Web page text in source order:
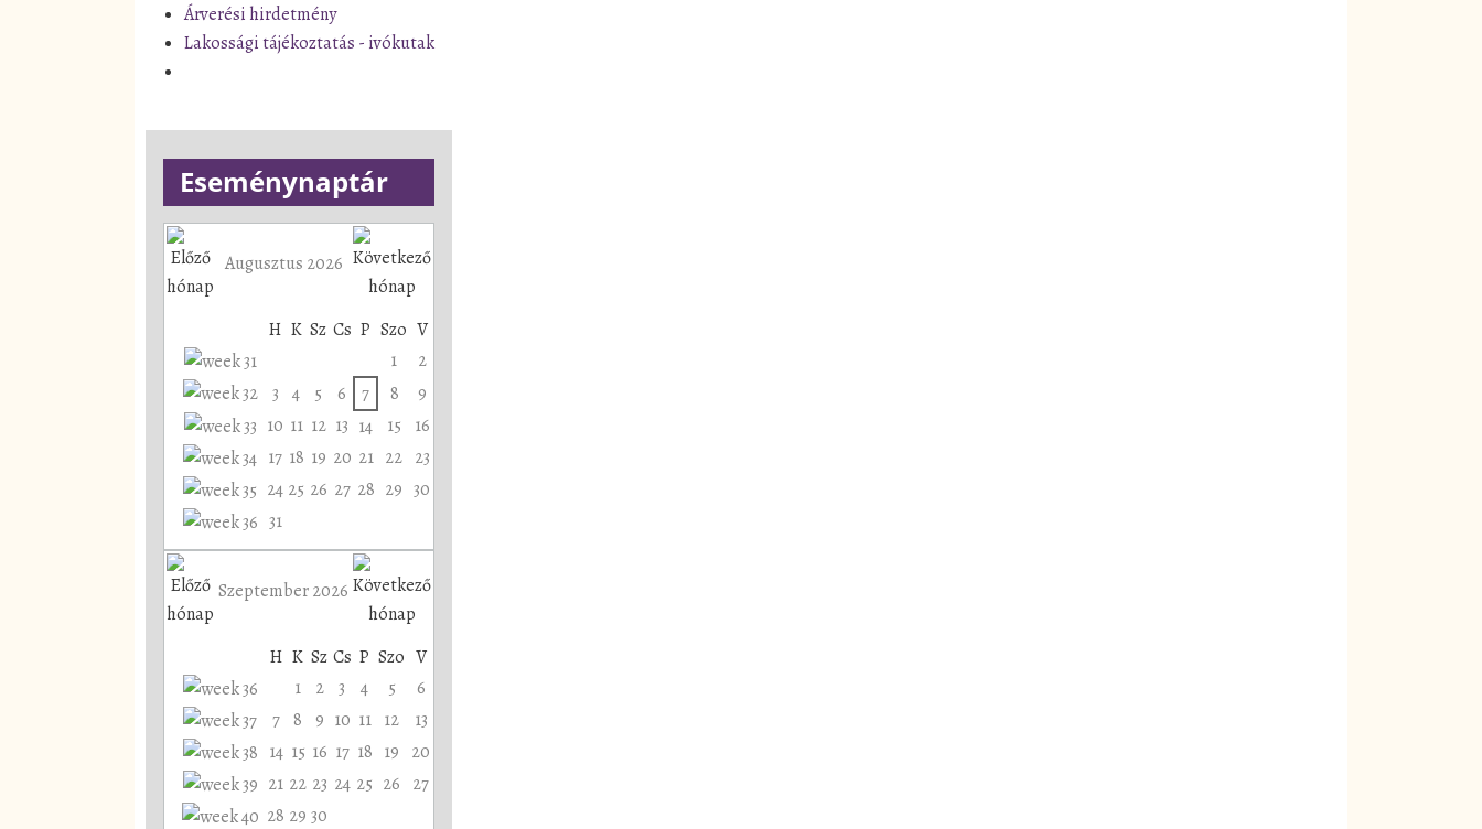
Árverési hirdetmény
Lakossági tájékoztatás - ivókutak
Eseménynaptár
Augusztus 2026
H K Sz Cs P Szo V
1
2
3 4 5 6 7 8
9
10 11 12 13 14 15
16
17 18 19 20 21 22 23
24 25 26 27 28 29 30
31
Szeptember 2026
H K Sz Cs P Szo V
1
2 3 4 5
6
7 8 9 10 11 12
13
14 15 16 17 18 19 20
21 22 23 24 25 26 27
28 29 30